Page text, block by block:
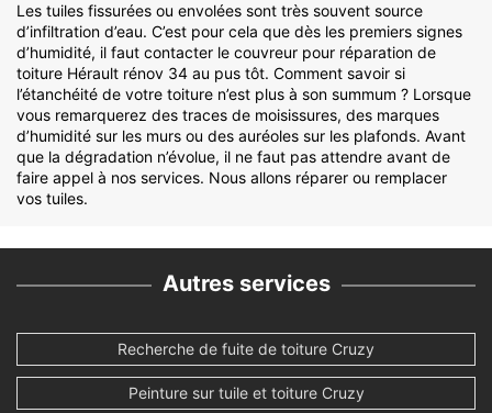
Les tuiles fissurées ou envolées sont très souvent source
d’infiltration d’eau. C’est pour cela que dès les premiers signes
d’humidité, il faut contacter le couvreur pour réparation de
toiture Hérault rénov 34 au pus tôt. Comment savoir si
l’étanchéité de votre toiture n’est plus à son summum ? Lorsque
vous remarquerez des traces de moisissures, des marques
d’humidité sur les murs ou des auréoles sur les plafonds. Avant
que la dégradation n’évolue, il ne faut pas attendre avant de
faire appel à nos services. Nous allons réparer ou remplacer
vos tuiles.
Autres services
Recherche de fuite de toiture Cruzy
Peinture sur tuile et toiture Cruzy